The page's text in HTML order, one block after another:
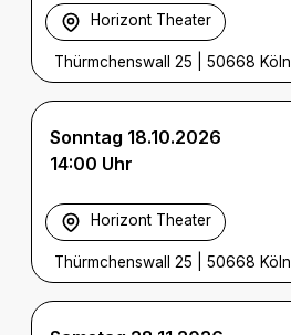
Horizont Theater
Thürmchenswall 25 50668 Köln
Sonntag 18.10.2026
14:00 Uhr
Horizont Theater
Thürmchenswall 25 50668 Köln